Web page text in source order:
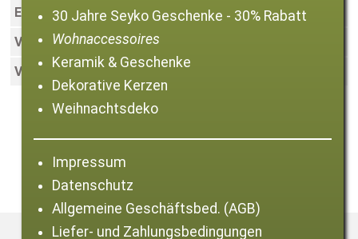
30 Jahre Seyko Geschenke - 30% Rabatt
Wohnaccessoires
Keramik & Geschenke
Dekorative Kerzen
Weihnachtsdeko
Impressum
Datenschutz
Allgemeine Geschäftsbed. (AGB)
Liefer- und Zahlungsbedingungen
EAN:
4059768134973
VE:
4
Verfügbarkeit:
Sofort lieferbar